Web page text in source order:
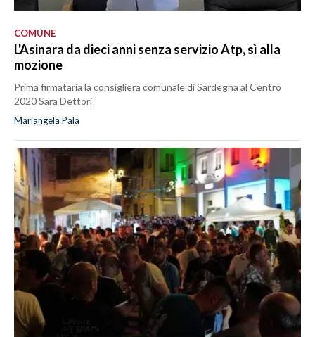
COMUNE
L'Asinara da dieci anni senza servizio Atp, sì alla
mozione
Prima firmataria la consigliera comunale di Sardegna al Centro
2020 Sara Dettori
Mariangela Pala